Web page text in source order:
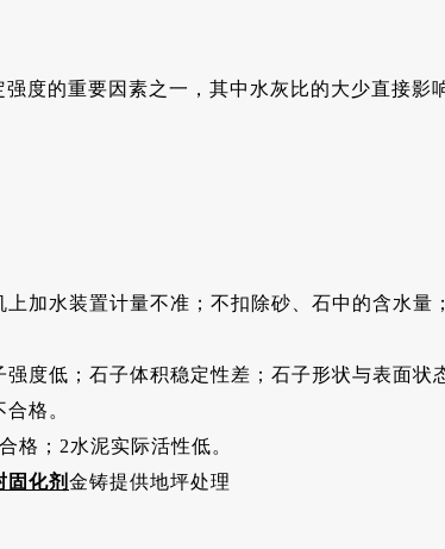
强度的重要因素之一，其中水灰比的大少直接
加水装置计量不准；不扣除砂、石中的含水量
度低；石子体积稳定性差；石子形状与表面
格。
格；2水泥实际活性低。
固化剂 金铸提供地坪处理